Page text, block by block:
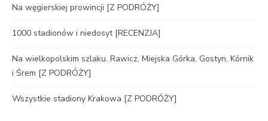
Na węgierskiej prowincji [Z PODRÓŻY]
1000 stadionów i niedosyt [RECENZJA]
Na wielkopolskim szlaku. Rawicz, Miejska Górka, Gostyn, Kórnik
i Śrem [Z PODRÓŻY]
Wszystkie stadiony Krakowa [Z PODRÓŻY]